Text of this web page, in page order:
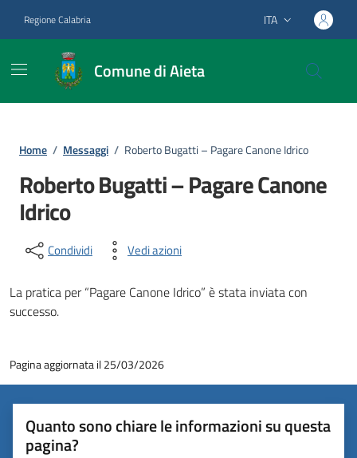
Regione Calabria Lingua attiva:
ITA
Comune di Aieta
Home / Messaggi / Roberto Bugatti – Pagare Canone Idrico
Roberto Bugatti – Pagare Canone
Idrico
Condividi Vedi azioni
La pratica per “Pagare Canone Idrico” è stata inviata con
successo.
Pagina aggiornata il 25/03/2026
Quanto sono chiare le informazioni su questa
pagina?